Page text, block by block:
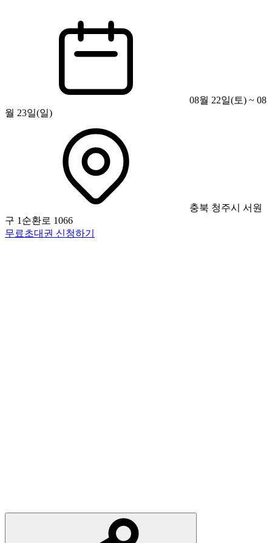
08월 22일(토) ~ 08
월 23일(일)
충북 청주시 서원
구 1순환로 1066
무료초대권 신청하기